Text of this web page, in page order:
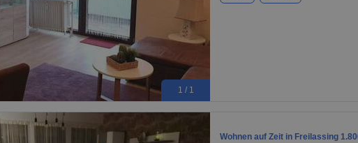
1 / 1
Wohnen auf Zeit in Freilassing